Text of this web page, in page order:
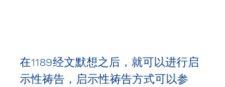
在1189经文默想之后，就可以进行启
示性祷告，启示性祷告方式可以参